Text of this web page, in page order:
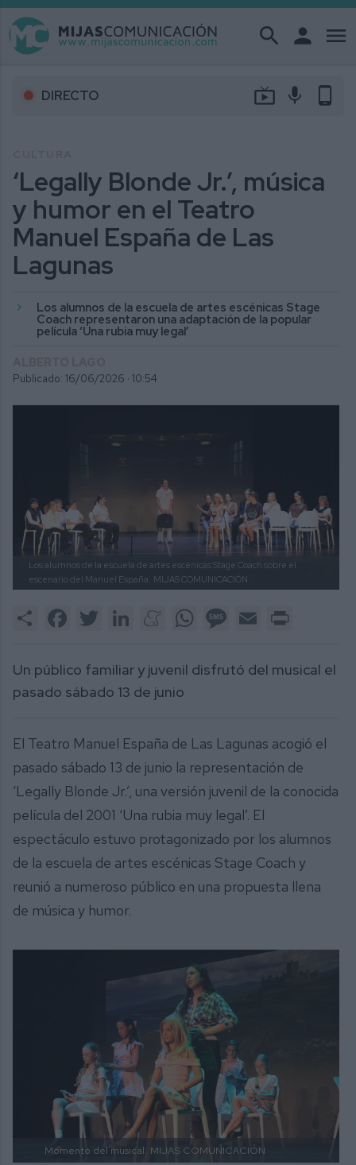
search person menu
DIRECTO live_tv mic phone_android
‘Legally Blonde Jr.’, música
y humor en el Teatro
Manuel España de Las
Lagunas
Los alumnos de la escuela de artes escénicas Stage
Coach representaron una adaptación de la popular
película ‘Una rubia muy legal’
Publicado: 16/06/2026 · 10:54
Los alumnos de la escuela de artes escénicas Stage Coach sobre el
escenario del Manuel España. MIJAS COMUNICACIÓN
Share FacebookTwitter LinkedInMeneameWhatsAppMessage
Email
Un público familiar y juvenil disfrutó del musical el
pasado sábado 13 de junio
El Teatro Manuel España de Las Lagunas acogió el
pasado sábado 13 de junio la representación de
‘Legally Blonde Jr.’, una versión juvenil de la conocida
película del 2001 ‘Una rubia muy legal’. El
espectáculo estuvo protagonizado por los alumnos
de la escuela de artes escénicas Stage Coach y
reunió a numeroso público en una propuesta llena
de música y humor.
Momento del musical. MIJAS COMUNICACIÓN